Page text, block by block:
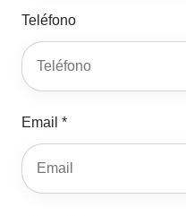
Teléfono
Email *